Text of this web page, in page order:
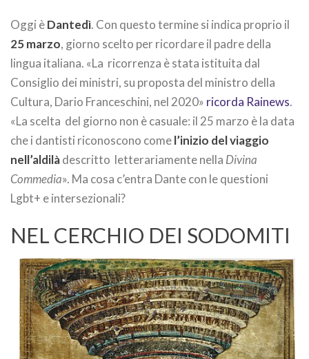
Oggi èDantedì. Con questo termine si indica proprio il
25 marzo, giorno scelto per ricordare il padre della
lingua italiana. «La ricorrenza è stata istituita dal
Consiglio dei ministri, su proposta del ministro della
Cultura, Dario Franceschini, nel 2020» ricorda Rainews.
«La scelta del giorno non è casuale: il 25 marzo è la data
che i dantisti riconoscono comel’inizio del viaggio
nell’aldilàdescritto letterariamente nella Divina
Commedia». Ma cosa c’entra Dante con le questioni
Lgbt+ e intersezionali?
NEL CERCHIO DEI SODOMITI